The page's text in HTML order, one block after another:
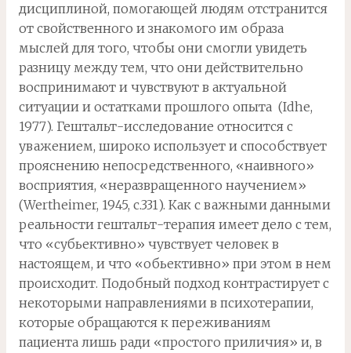
дисциплиной, помогающей людям отстранится
от свойственного и знакомого им образа
мыслей для того, чтобы они смогли увидеть
разницу между тем, что они действительно
воспринимают и чувствуют в актуальной
ситуации и остатками прошлого опыта (Idhe,
1977). Гештальт-исследование относится с
уважением, широко использует и способствует
прояснению непосредственного, «наивного»
восприятия, «неразвращенного научением»
(Wertheimer, 1945, c.331). Как с важными данными
реальности гештальт-терапия имеет дело с тем,
что «субьективно» чувствует человек в
настоящем, и что «обьективно» при этом в нем
происходит. Подобный подход контрастирует с
некоторыми направлениями в психотерапии,
которые обращаются к переживаниям
пациента лишь ради «простого приличия» и, в